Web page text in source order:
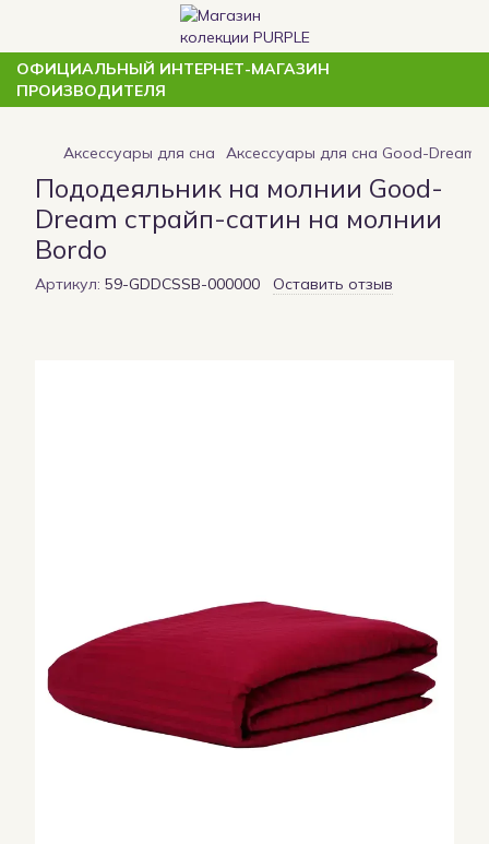
ОФИЦИАЛЬНЫЙ ИНТЕРНЕТ-МАГАЗИН
ПРОИЗВОДИТЕЛЯ
Аксессуары для сна Аксессуары для сна Good-Dream
Пододеяльник на молнии Good-
Dream страйп-сатин на молнии
Bordo
Артикул: 59-GDDCSSB-000000 Оставить отзыв